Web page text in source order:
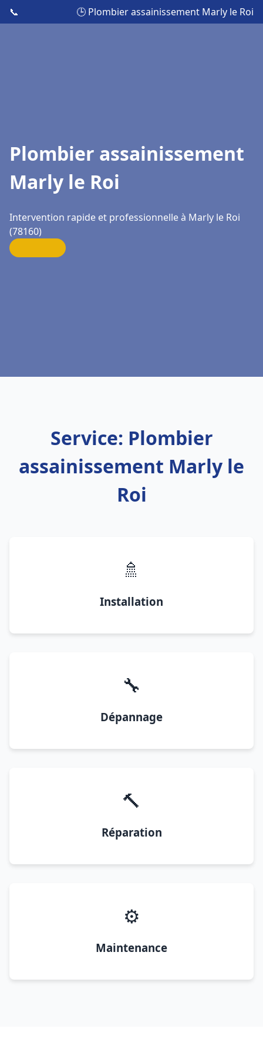
📞 🕒 Plombier assainissement Marly le Roi
Plombier assainissement
Marly le Roi
Intervention rapide et professionnelle à Marly le Roi
(78160)
Service: Plombier
assainissement Marly le
Roi
🚿
Installation
🔧
Dépannage
🔨
Réparation
⚙️
Maintenance